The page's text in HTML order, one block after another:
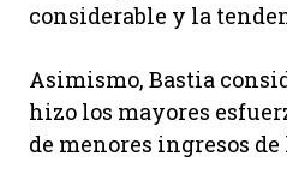
considerable y la
Asimismo, Bastia
hizo los mayores
de menores ingresos de